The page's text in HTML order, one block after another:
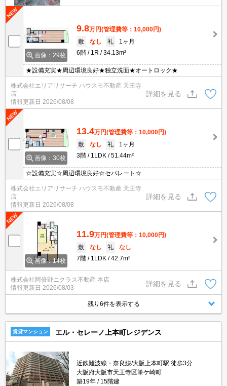
画像：29枚
9.8万円(管理費等：10,000円)
敷
なし 礼
1ヶ月
6階
1R 34.13m²
★設備充実★周辺環境良好★独立洗面★オートロック★
株式会社エリアリサーチ ハウスモ不動産 天王寺
店
情報更新日 2026/08/08
詳細を見る
画像：30枚
13.4万円(管理費等：10,000円)
敷
なし 礼
1ヶ月
3階
1LDK 51.44m²
☆設備充実☆周辺環境良好☆セパレート☆
株式会社エリアリサーチ ハウスモ不動産 天王寺
店
情報更新日 2026/08/08
詳細を見る
画像：14枚
11.9万円(管理費等：10,000円)
敷
なし 礼
なし
7階
1LDK 42.7m²
株式会社阿倍野ニクラス不動産 本店
情報更新日 2026/08/03
詳細を見る
残り6件を表示する
賃貸マンション エル・セレーノ上本町レジデンス
近鉄難波線・奈良線/大阪上本町駅 徒歩3分
大阪府大阪市天王寺区筆ケ崎町
築19年
15階建